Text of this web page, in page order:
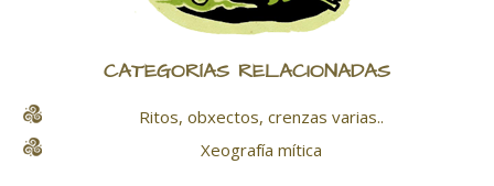
CATEGORÍAS RELACIONADAS
Ritos, obxectos, crenzas varias..
Xeografía mítica